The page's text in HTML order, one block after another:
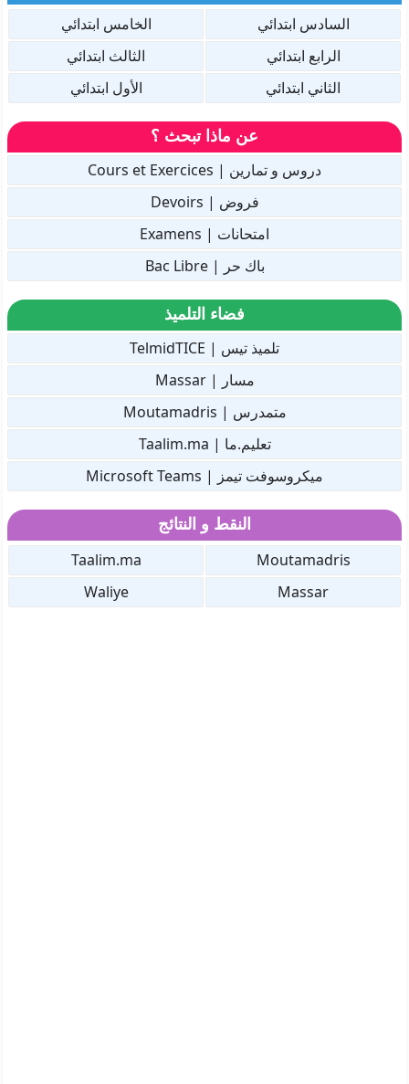
السادس ابتدائي
الخامس ابتدائي
الرابع ابتدائي
الثالث ابتدائي
الثاني ابتدائي
الأول ابتدائي
عن ماذا تبحث ؟
دروس و تمارين | Cours et Exercices
فروض | Devoirs
امتحانات | Examens
باك حر | Bac Libre
فضاء التلميذ
تلميذ تيس | TelmidTICE
مسار | Massar
متمدرس | Moutamadris
تعليم.ما | Taalim.ma
ميكروسوفت تيمز | Microsoft Teams
النقط و النتائج
Moutamadris
Taalim.ma
Massar
Waliye